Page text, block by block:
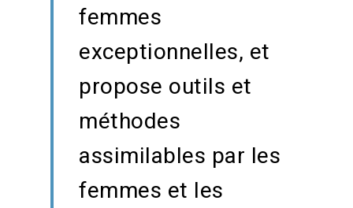
femmes
exceptionnelles, et
propose outils et
méthodes
assimilables par les
femmes et les